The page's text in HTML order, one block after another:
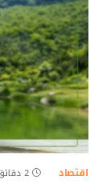
اقتصاد 2 دقائق